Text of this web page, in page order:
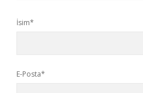
İsim*
E-Posta*